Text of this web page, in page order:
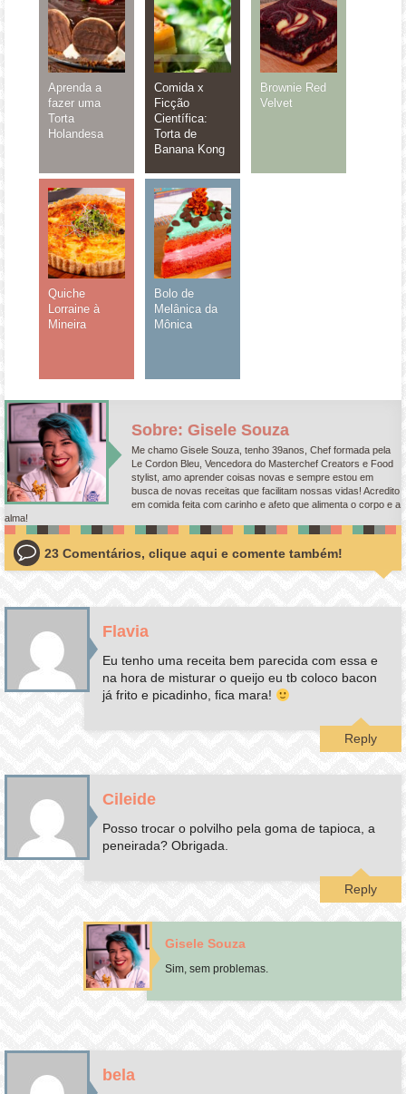
Aprenda a
fazer uma
Torta
Holandesa
Comida x
Ficção
Científica:
Torta de
Banana Kong
Brownie Red
Velvet
Quiche
Lorraine à
Mineira
Bolo de
Melânica da
Mônica
Sobre: Gisele Souza
Me chamo Gisele Souza, tenho 39anos, Chef formada pela
Le Cordon Bleu, Vencedora do Masterchef Creators e Food
stylist, amo aprender coisas novas e sempre estou em
busca de novas receitas que facilitam nossas vidas! Acredito
em comida feita com carinho e afeto que alimenta o corpo e a
alma!
23 Comentários, clique aqui e comente também!
Flavia
Eu tenho uma receita bem parecida com essa e
na hora de misturar o queijo eu tb coloco bacon
já frito e picadinho, fica mara!
Reply
Cileide
Posso trocar o polvilho pela goma de tapioca, a
peneirada? Obrigada.
Reply
Gisele Souza
Sim, sem problemas.
bela